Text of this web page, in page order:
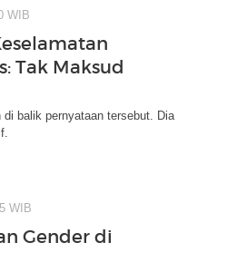
WIB
Tak Maksud
balik pernyataan tersebut. Dia
WIB
Gender di